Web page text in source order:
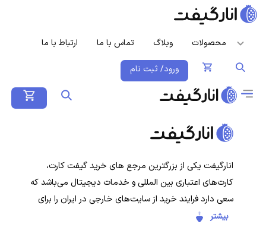
محصولات وبلاگ تماس با ما ارتباط با ما
ورود/ ثبت نام
انارگیفت یکی از بزرگترین مرجع های خرید گیفت کارت،
کارت‌های اعتباری بین المللی و خدمات دیجیتال می‌باشد که
سعی دارد فرایند خرید از سایت‌های خارجی در ایران را برای
کاربران ایرانی ساده‌تر کند. هدف ما ارائه تجربه‌ای سریع، امن و
بیشتر